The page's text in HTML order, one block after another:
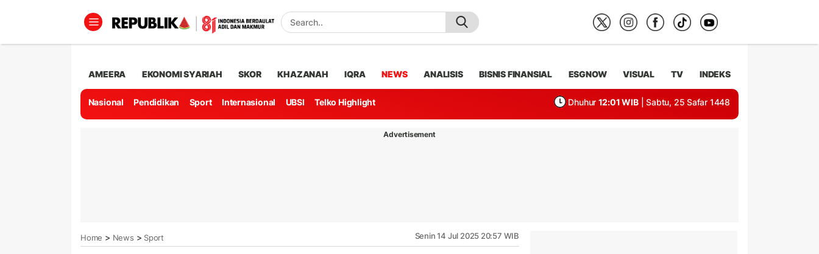
AMEERA EKONOMI SYARIAH SKOR KHAZANAH IQRA NEWS ANALISIS BISNIS FINANSIAL ESGNOW VISUAL TV INDEKS
Nasional Pendidikan Sport Internasional UBSI Telko Highlight Dhuhur 12:01 WIB | Sabtu, 25 Safar 1448
Advertisement
Home > News > Sport Senin 14 Jul 2025 20:57 WIB